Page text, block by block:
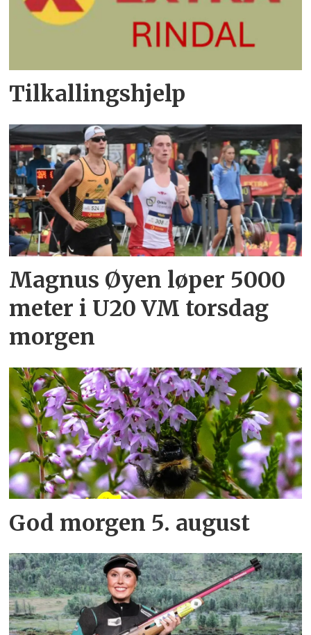
Tilkallingshjelp
Magnus Øyen løper 5000
meter i U20 VM torsdag
morgen
God morgen 5. august